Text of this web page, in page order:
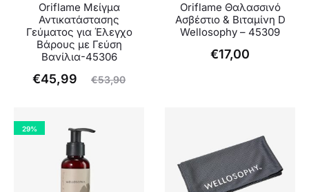
Oriflame Μείγμα
Αντικατάστασης
Γεύματος για Έλεγχο
Βάρους με Γεύση
Βανίλια-45306
€53,90
Original
€53,90.
€45,99
Η
τιμή
είναι:
Oriflame Θαλασσινό
Ασβέστιο & Βιταμίνη D
Wellosophy – 45309
€17,00
29%